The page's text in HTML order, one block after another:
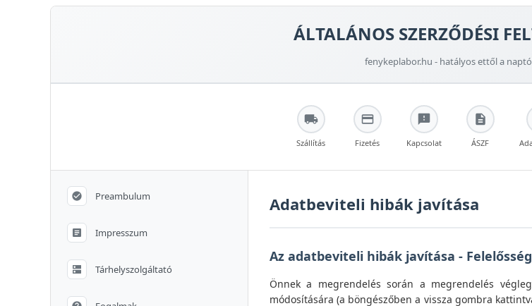
ÁLTALÁNOS SZERZŐDÉSI
fenykeplabor.hu - hatályos ettől a
Szállítás Fizetés Kapcsolat ÁSZF
Preambulum
Impresszum
Tárhelyszolgáltató
Adatbeviteli hibák javítása
Az adatbeviteli hibák javítása -
Önnek a megrendelés során a megrendelés
módosítására (a böngészőben a vissza gombra